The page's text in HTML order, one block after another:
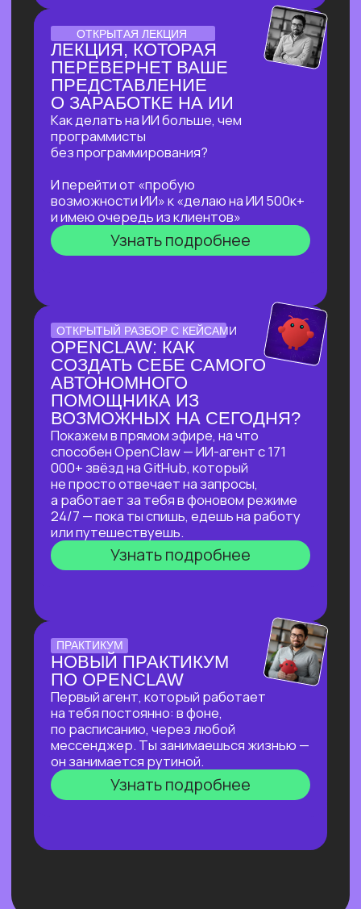
ОТКРЫТЫЙ УРОК
ПО ИСПОЛЬЗОВАНИЮ
НЕЙРОСЕТЕЙ ДЛЯ
ЗДОРОВЬЯ
Расскажем как:
Разбираться в своём здоровье
c помощью ИИ
Экономить на врачах и ненужных
анализах и при этом
не навредить себе
Узнать подробнее
ЛЕКЦИЯ-ПРАКТИКУМ
ПО ПРИМЕНЕНИЮ ИИ
ДЛЯ ЖУРНАЛИСТОВ,
РЕДАКТОРОВ, ПИАРЩИКОВ,
АВТОРОВ И ВСЕХ, КТО
РАБОТАЕТ С ТЕКСТОМ
СМИ
как собрать список компаний,
данные и инфографику по нужной
теме
как из самого примитивного
черновика «получить текст
уровня хорошего медиа»
Узнать подробнее
БОЛЬШОЙ ПРАКТИКУМ
ПО СОЗДАНИЮ
ВИЗУАЛЬНОГО КОНТЕНТА
С ИИ-ИНСТРУМЕНТАМИ,
ДОСТУПНЫМИ В РФ
За 2 часа покажем, как создавать
трендовый видеоконтент уровня Veo‑3,
цифровых аватаров и визуал
ОТКРЫТАЯ ЛЕКЦИЯ
ИИ ДЛЯ РУКОВОДИТЕЛЯ:
КАК ОСВОБОДИТЬ 10+
ЧАСОВ В НЕДЕЛЮ
И ПОВЫСИТЬ
ЭФФЕКТИВНОСТЬ
КОМАНДЫ?
И перейти от «Мне не хватает времени
разобраться с ИИ» к «Часть вопросов
и процессов закрывает ИИ»
Узнать подробнее